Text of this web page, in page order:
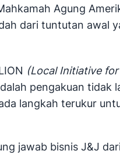
Agung
dari tuntutan awal
(Local Initiative
pengakuan tidak
langkah terukur
jawab bisnis J&J